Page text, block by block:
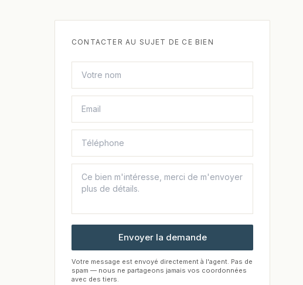
CONTACTER AU SUJET DE CE BIEN
Envoyer la demande
Votre message est envoyé directement à l'agent. Pas de
spam — nous ne partageons jamais vos coordonnées
avec des tiers.